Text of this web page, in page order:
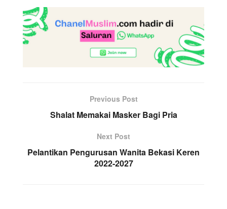
Previous Post
Shalat Memakai Masker Bagi Pria
Next Post
Pelantikan Pengurusan Wanita Bekasi Keren
2022-2027